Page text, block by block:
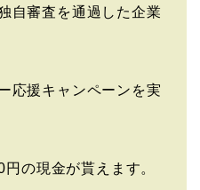
自審査を通過した企業
応援キャンペーンを実
の現金が貰えます。